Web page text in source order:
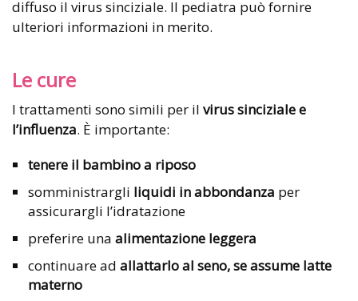
diffuso il virus sinciziale. Il pediatra può fornire
ulteriori informazioni in merito.
Le cure
I trattamenti sono simili per il virus sinciziale e
l’influenza. È importante:
tenere il bambino a riposo
somministrargli liquidi in abbondanza per
assicurargli l’idratazione
preferire una alimentazione leggera
continuare ad allattarlo al seno, se assume latte
materno